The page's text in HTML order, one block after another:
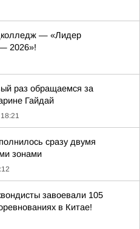
— «Лидер
2026»!
раз обращаемся за
Гайдай
сразу двумя
зонами
завоевали 105
в Китае!